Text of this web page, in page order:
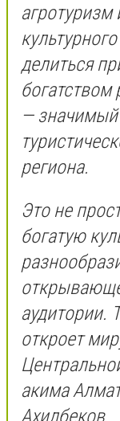
делиться
богатством
— значимый
региона.
Это не
богатую
аудитории.
откроет
акима
Ахилбеков.